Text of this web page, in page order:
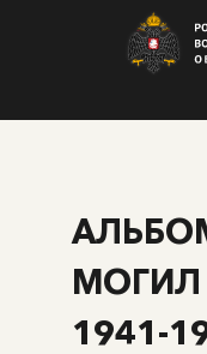
МОГИЛ
1941-